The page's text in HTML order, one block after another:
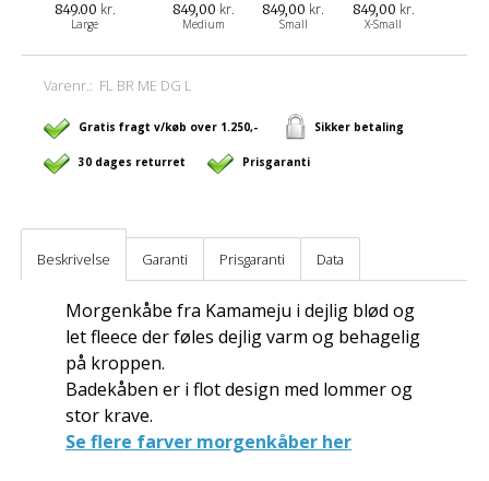
849.00 kr.
Large
849,00 kr.
Medium
849,00 kr.
Small
849,00 kr.
X-Small
Varenr.: FL BR ME DG L
Gratis fragt v/køb over 1.250,- Sikker betaling
30 dages returret Prisgaranti
Beskrivelse Garanti Prisgaranti Data
Morgenkåbe fra Kamameju i dejlig blød og
let fleece der føles dejlig varm og behagelig
på kroppen.
Badekåben er i flot design med lommer og
stor krave.
Se flere farver morgenkåber her